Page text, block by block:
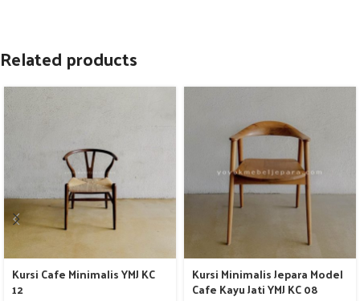
Related products
Kursi Cafe Minimalis YMJ KC
12
Kursi Minimalis Jepara Model
Cafe Kayu Jati YMJ KC 08